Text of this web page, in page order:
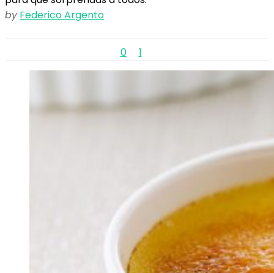
by Federico Argento
0 1